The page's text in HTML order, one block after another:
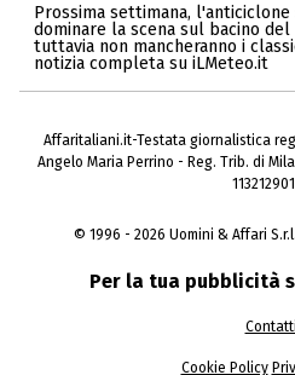
Prossima settimana,
dominare la scena sul bacino
tuttavia non mancheranno i
notizia completa su iLMeteo.it
Affaritaliani.it-Testata giornalistica
Angelo Maria Perrino - Reg. Trib. di
© 1996 - 2026 Uomini & Affari
Per la tua pubblicità
Contatti
Cookie Policy